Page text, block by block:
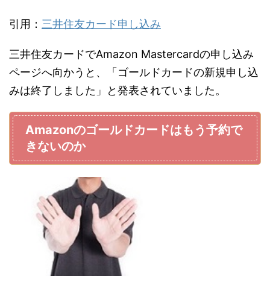
引用： 三井住友カード申し込み
三井住友カードでAmazon Mastercardの申し込み
ページへ向かうと、「ゴールドカードの新規申し込
みは終了しました」と発表されていました。
Amazonのゴールドカードはもう予約で
きないのか